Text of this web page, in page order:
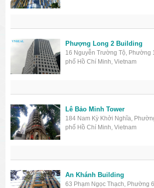
Phượng Long 2 Building
16 Nguyễn Trường Tộ, Phường
phố Hồ Chí Minh, Vietnam
Lê Bảo Minh Tower
184 Nam Kỳ Khởi Nghĩa,
phố Hồ Chí Minh, Vietnam
An Khánh Building
63 Phạm Ngọc Thạch, Phường